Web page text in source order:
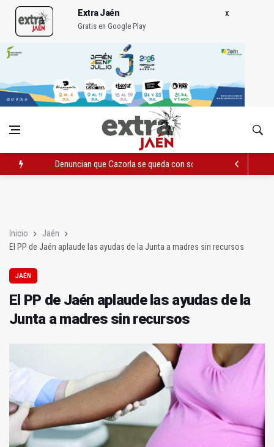
Extra Jaén
Gratis en Google Play
Denuncian que Cazorla se queda con solo dos bomberos por
Inicio
Jaén
El PP de Jaén aplaude las ayudas de la Junta a madres sin recursos
JAÉN
El PP de Jaén aplaude las ayudas de la
Junta a madres sin recursos